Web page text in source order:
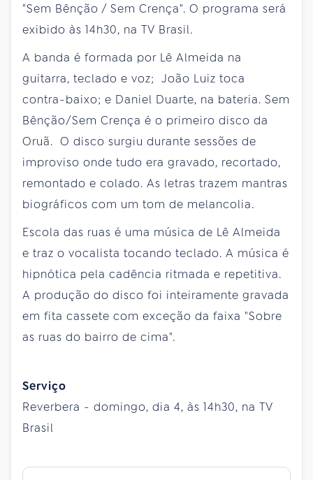
"Sem Bênção / Sem Crença". O programa será
exibido às 14h30, na TV Brasil.
A banda é formada por Lê Almeida na
guitarra, teclado e voz; João Luiz toca
contra-baixo; e Daniel Duarte, na bateria. Sem
Bênção/Sem Crença é o primeiro disco da
Oruã. O disco surgiu durante sessões de
improviso onde tudo era gravado, recortado,
remontado e colado. As letras trazem mantras
biográficos com um tom de melancolia.
Escola das ruas é uma música de Lê Almeida
e traz o vocalista tocando teclado. A música é
hipnótica pela cadência ritmada e repetitiva.
A produção do disco foi inteiramente gravada
em fita cassete com exceção da faixa "Sobre
as ruas do bairro de cima".
Serviço
Reverbera - domingo, dia 4, às 14h30, na TV
Brasil